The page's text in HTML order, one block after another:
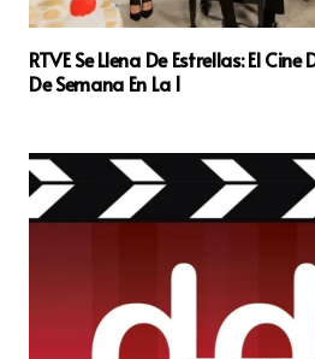
RTVE Se Llena De Estrellas: El
De Semana En La 1